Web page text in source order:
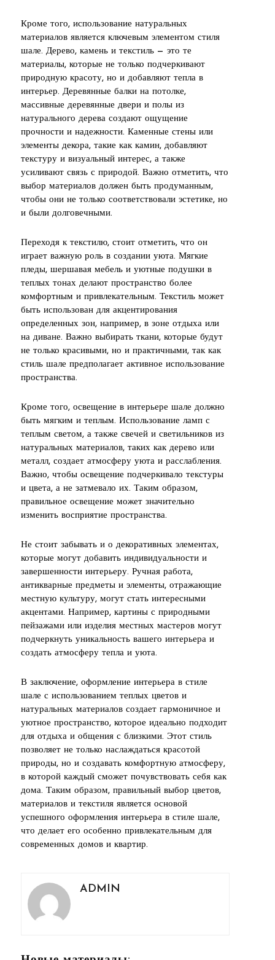
Кроме того, использование натуральных
материалов является ключевым элементом стиля
шале. Дерево, камень и текстиль — это те
материалы, которые не только подчеркивают
природную красоту, но и добавляют тепла в
интерьер. Деревянные балки на потолке,
массивные деревянные двери и полы из
натурального дерева создают ощущение
прочности и надежности. Каменные стены или
элементы декора, такие как камин, добавляют
текстуру и визуальный интерес, а также
усиливают связь с природой. Важно отметить, что
выбор материалов должен быть продуманным,
чтобы они не только соответствовали эстетике, но
и были долговечными.
Переходя к текстилю, стоит отметить, что он
играет важную роль в создании уюта. Мягкие
пледы, шершавая мебель и уютные подушки в
теплых тонах делают пространство более
комфортным и привлекательным. Текстиль может
быть использован для акцентирования
определенных зон, например, в зоне отдыха или
на диване. Важно выбирать ткани, которые будут
не только красивыми, но и практичными, так как
стиль шале предполагает активное использование
пространства.
Кроме того, освещение в интерьере шале должно
быть мягким и теплым. Использование ламп с
теплым светом, а также свечей и светильников из
натуральных материалов, таких как дерево или
металл, создает атмосферу уюта и расслабления.
Важно, чтобы освещение подчеркивало текстуры
и цвета, а не затмевало их. Таким образом,
правильное освещение может значительно
изменить восприятие пространства.
Не стоит забывать и о декоративных элементах,
которые могут добавить индивидуальности и
завершенности интерьеру. Ручная работа,
антикварные предметы и элементы, отражающие
местную культуру, могут стать интересными
акцентами. Например, картины с природными
пейзажами или изделия местных мастеров могут
подчеркнуть уникальность вашего интерьера и
создать атмосферу тепла и уюта.
В заключение, оформление интерьера в стиле
шале с использованием теплых цветов и
натуральных материалов создает гармоничное и
уютное пространство, которое идеально подходит
для отдыха и общения с близкими. Этот стиль
позволяет не только наслаждаться красотой
природы, но и создавать комфортную атмосферу,
в которой каждый сможет почувствовать себя как
дома. Таким образом, правильный выбор цветов,
материалов и текстиля является основой
успешного оформления интерьера в стиле шале,
что делает его особенно привлекательным для
современных домов и квартир.
ADMIN